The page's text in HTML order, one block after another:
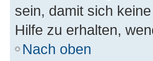
sein, damit sich
Hilfe zu erhalten,
Nach oben